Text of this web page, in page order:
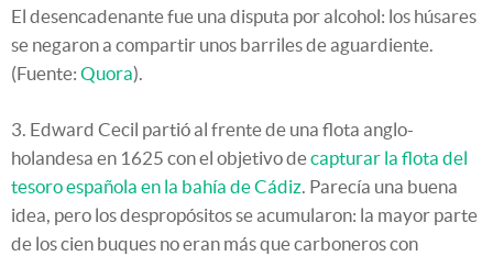
El desencadenante fue una disputa por alcohol: los húsares
se negaron a compartir unos barriles de aguardiente.
(Fuente: Quora).
3. Edward Cecil partió al frente de una flota anglo-
holandesa en 1625 con el objetivo decapturar la flota del
tesoro española en la bahía de Cádiz. Parecía una buena
idea, pero los despropósitos se acumularon: la mayor parte
de los cien buques no eran más que carboneros con